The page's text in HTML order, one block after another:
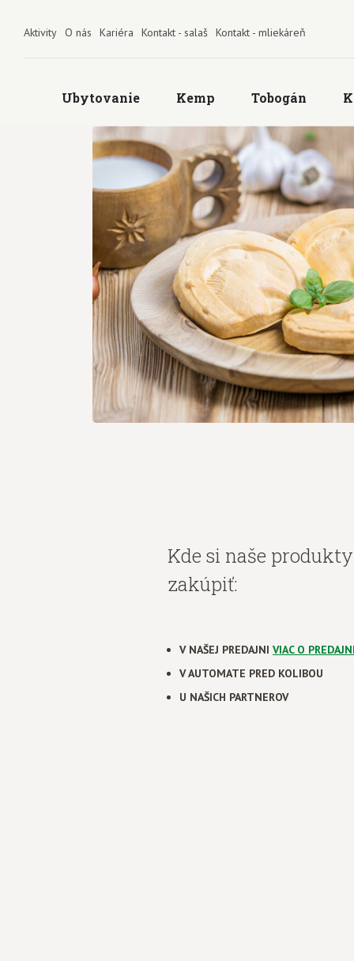
Aktivity O nás Kariéra Kontakt - salaš Kontakt - mliekáreň
Ubytovanie Kemp Tobogán
Kde si naše
zakúpiť:
V NAŠEJ PREDAJNI VIAC O
V AUTOMATE PRED KOLIBOU
U NAŠICH PARTNEROV